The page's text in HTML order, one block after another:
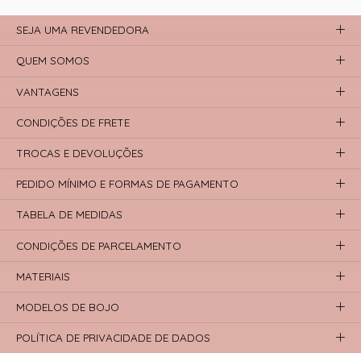
SEJA UMA REVENDEDORA
QUEM SOMOS
VANTAGENS
CONDIÇÕES DE FRETE
TROCAS E DEVOLUÇÕES
PEDIDO MÍNIMO E FORMAS DE PAGAMENTO
TABELA DE MEDIDAS
CONDIÇÕES DE PARCELAMENTO
MATERIAIS
MODELOS DE BOJO
POLÍTICA DE PRIVACIDADE DE DADOS